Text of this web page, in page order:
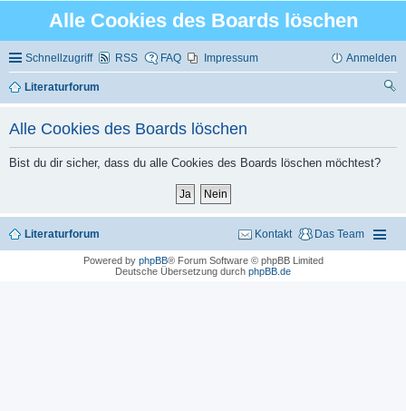
Alle Cookies des Boards löschen
Schnellzugriff RSS FAQ Impressum Anmelden
Literaturforum
Alle Cookies des Boards löschen
Bist du dir sicher, dass du alle Cookies des Boards löschen möchtest?
Literaturforum Das Team
Kontakt
Powered by phpBB® Forum Software © phpBB Limited
Deutsche Übersetzung durch phpBB.de